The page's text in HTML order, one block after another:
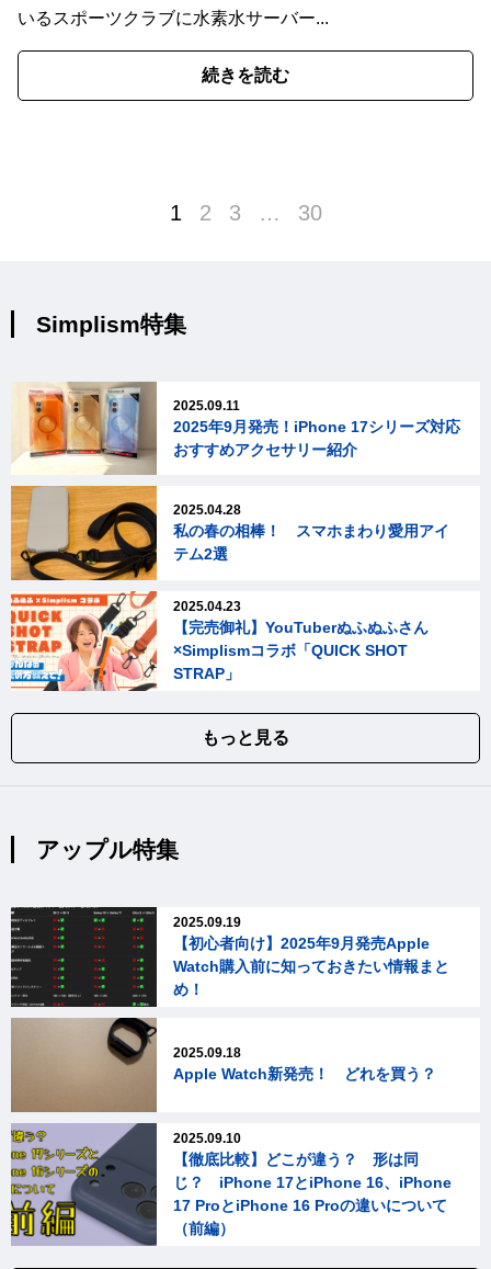
いるスポーツクラブに水素水サーバー...
続きを読む
1 2 3 … 30
Simplism特集
2025.09.11
2025年9月発売！iPhone 17シリーズ対応
おすすめアクセサリー紹介
2025.04.28
私の春の相棒！ スマホまわり愛用アイ
テム2選
2025.04.23
【完売御礼】YouTuberぬふぬふさん
×Simplismコラボ「QUICK SHOT
STRAP」
もっと見る
アップル特集
2025.09.19
【初心者向け】2025年9月発売Apple
Watch購入前に知っておきたい情報まと
め！
2025.09.18
Apple Watch新発売！ どれを買う？
2025.09.10
【徹底比較】どこが違う？ 形は同
じ？ iPhone 17とiPhone 16、iPhone
17 ProとiPhone 16 Proの違いについて
（前編）